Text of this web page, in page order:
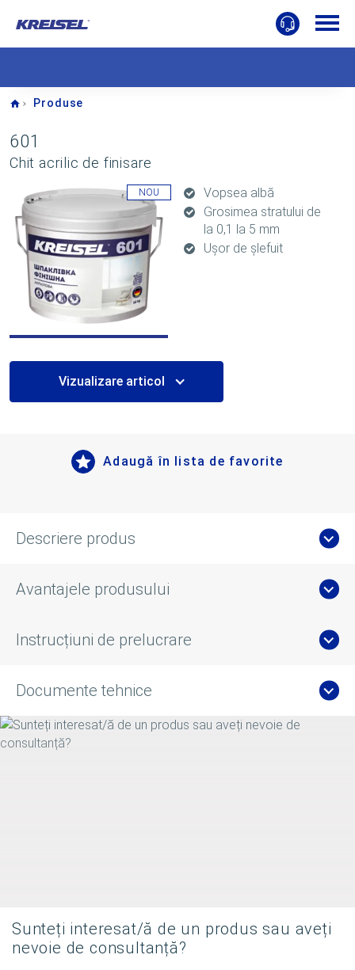
Home
Produse
601
Chit acrilic de finisare
NOU
Vopsea albă
Grosimea stratului de
la 0,1 la 5 mm
Ușor de șlefuit
Vizualizare articol
Adaugă în lista de favorite
Descriere produs
Avantajele produsului
Instrucțiuni de prelucrare
Documente tehnice
Sunteți interesat/ă de un produs sau aveți
nevoie de consultanță?